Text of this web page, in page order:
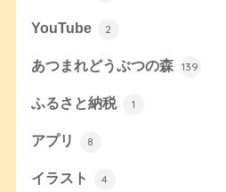
YouTube 2
あつまれどうぶつの森 139
ふるさと納税 1
アプリ 8
イラスト 4